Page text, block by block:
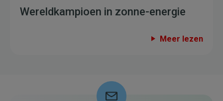
Wereldkampioen in zonne-energie
Meer lezen